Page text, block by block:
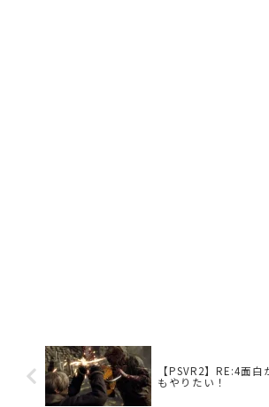
【PSVR2】RE:4面
もやりたい！